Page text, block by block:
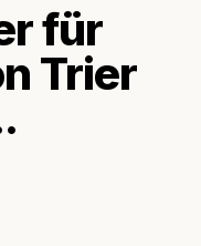
für
Trier